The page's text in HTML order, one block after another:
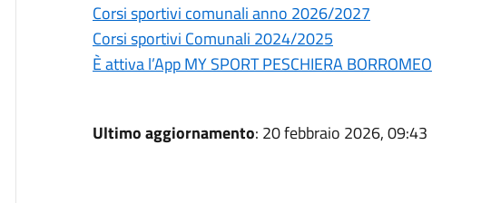
Corsi sportivi comunali anno 2026/2027
Corsi sportivi Comunali 2024/2025
È attiva l’App MY SPORT PESCHIERA BORROMEO
Ultimo aggiornamento: 20 febbraio 2026, 09:43